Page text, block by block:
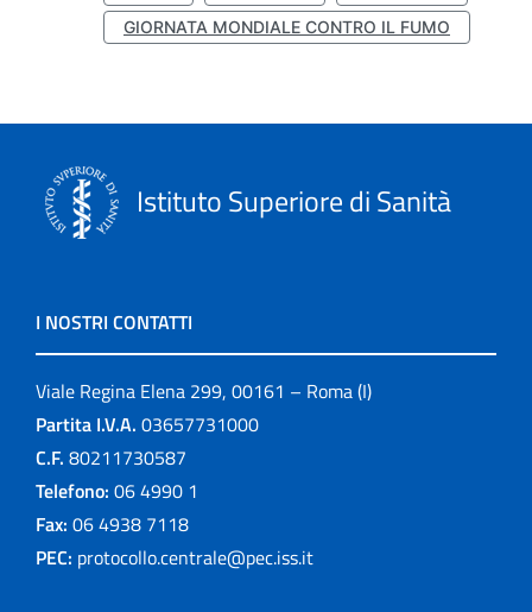
GIORNATA MONDIALE CONTRO IL FUMO
Istituto Superiore di Sanità
I NOSTRI CONTATTI
Viale Regina Elena 299, 00161 – Roma (I)
Partita I.V.A. 03657731000
C.F. 80211730587
Telefono: 06 4990 1
Fax: 06 4938 7118
PEC: protocollo.centrale@pec.iss.it